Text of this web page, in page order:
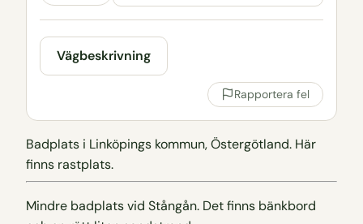
Vägbeskrivning
Rapportera fel
Badplats i Linköpings kommun, Östergötland. Här
finns rastplats.
Mindre badplats vid Stångån. Det finns bänkbord